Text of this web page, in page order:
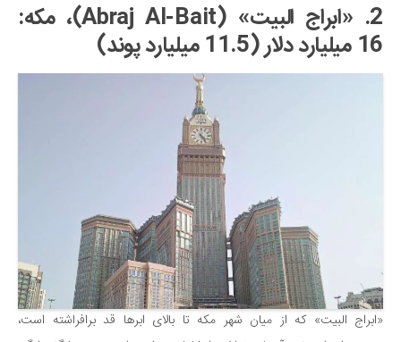
2. «ابراج البیت» (Abraj Al-Bait)، مکه:
16 میلیارد دلار (11.5 میلیارد پوند)
«ابراج البیت» که از میان شهر مکه تا بالای ابرها قد برافراشته است،